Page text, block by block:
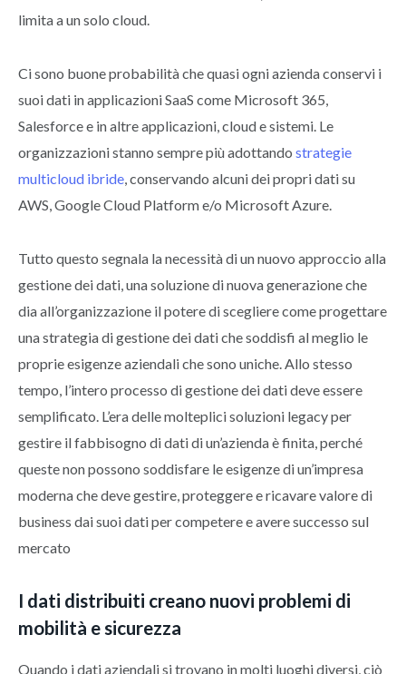
limita a un solo cloud.
Ci sono buone probabilità che quasi ogni azienda conservi i
suoi dati in applicazioni SaaS come Microsoft 365,
Salesforce e in altre applicazioni, cloud e sistemi. Le
organizzazioni stanno sempre più adottando strategie
multicloud ibride, conservando alcuni dei propri dati su
AWS, Google Cloud Platform e/o Microsoft Azure.
Tutto questo segnala la necessità di un nuovo approccio alla
gestione dei dati, una soluzione di nuova generazione che
dia all’organizzazione il potere di scegliere come progettare
una strategia di gestione dei dati che soddisfi al meglio le
proprie esigenze aziendali che sono uniche. Allo stesso
tempo, l’intero processo di gestione dei dati deve essere
semplificato. L’era delle molteplici soluzioni legacy per
gestire il fabbisogno di dati di un’azienda è finita, perché
queste non possono soddisfare le esigenze di un’impresa
moderna che deve gestire, proteggere e ricavare valore di
business dai suoi dati per competere e avere successo sul
mercato
I dati distribuiti creano nuovi problemi di
mobilità e sicurezza
Quando i dati aziendali si trovano in molti luoghi diversi, ciò